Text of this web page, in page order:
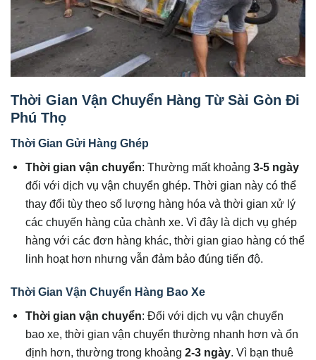
Thời Gian Vận Chuyển Hàng Từ Sài Gòn Đi
Phú Thọ
Thời Gian Gửi Hàng Ghép
Thời gian vận chuyển: Thường mất khoảng3-5 ngày
đối với dịch vụ vận chuyển ghép. Thời gian này có thể
thay đổi tùy theo số lượng hàng hóa và thời gian xử lý
các chuyến hàng của chành xe. Vì đây là dịch vụ ghép
hàng với các đơn hàng khác, thời gian giao hàng có thể
linh hoạt hơn nhưng vẫn đảm bảo đúng tiến độ.
Thời Gian Vận Chuyển Hàng Bao Xe
Thời gian vận chuyển: Đối với dịch vụ vận chuyển
bao xe, thời gian vận chuyển thường nhanh hơn và ổn
định hơn, thường trong khoảng2-3 ngày. Vì bạn thuê